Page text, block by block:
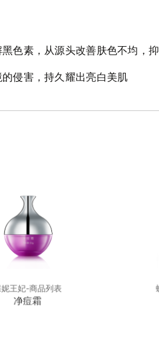
色素，从源头改善肤色不均，
侵害，持久耀出亮白美肌
王妃-商品列表
净痘霜